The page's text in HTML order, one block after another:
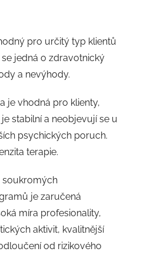
pro určitý typ klientů
jedná o zdravotnický
a nevýhody.
je vhodná pro klienty,
stabilní a neobjevují se u
psychických poruch.
terapie.
je zaručená
míra profesionality,
aktivit, kvalitnější
od rizikového